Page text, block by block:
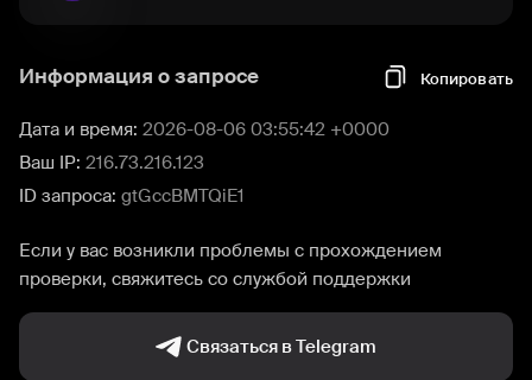
Информация о запросе Копировать
Дата и время: 2026-08-06 03:55:42 +0000
Ваш IP: 216.73.216.123
ID запроса: gtGccBMTQiE1
Если у вас возникли проблемы с прохождением
проверки, свяжитесь со службой поддержки
Связаться в Telegram